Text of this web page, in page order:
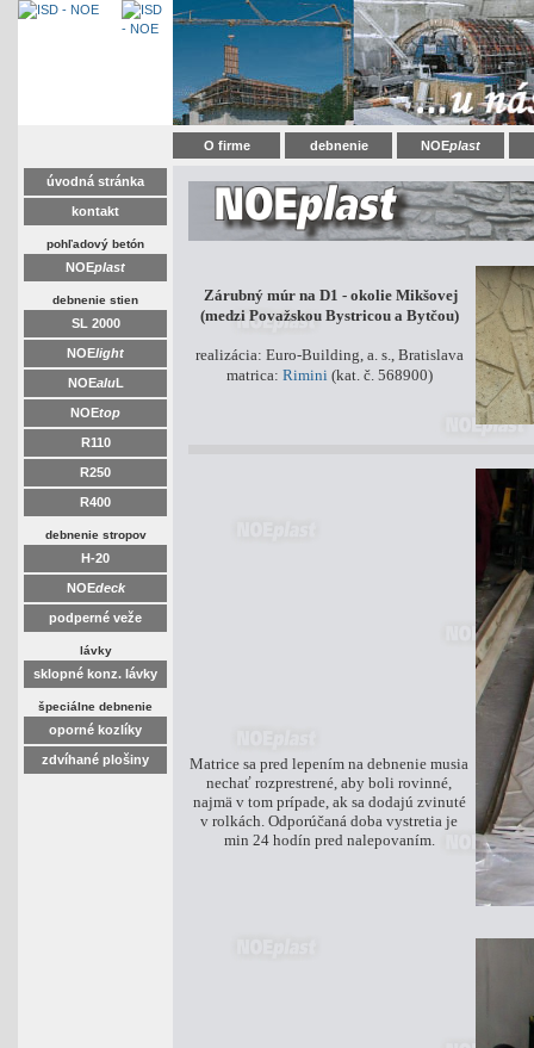
O firme debnenie NOEplast
úvodná stránka
kontakt
pohľadový betón
NOEplast
debnenie stien
SL 2000
NOElight
NOEaluL
NOEtop
R110
R250
R400
debnenie stropov
H-20
NOEdeck
podperné veže
lávky
sklopné konz. lávky
špeciálne debnenie
oporné kozlíky
zdvíhané plošiny
Zárubný múr na D1 - okolie Mikšovej
(medzi Považskou Bystricou a Bytčou)
realizácia: Euro-Building, a. s., Bratislava
matrica: Rimini(kat. č. 568900)
Matrice sa pred lepením na debnenie musia
nechať rozprestrené, aby boli rovinné,
najmä v tom prípade, ak sa dodajú zvinuté
v rolkách. Odporúčaná doba vystretia je
min 24 hodín pred nalepovaním.